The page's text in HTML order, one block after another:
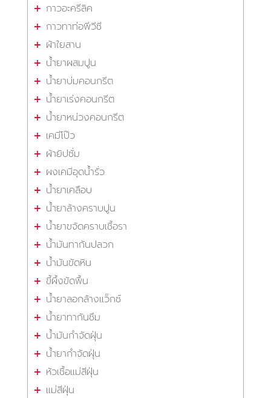
กาวอะครีลิค
กาวทาท่อพีวีซี
ผ้าใยสาน
น้ำยาผสมปูน
น้ำยาบ่มคอนกรีต
น้ำยาเร่งคอนกรีต
น้ำยาหน่วงคอนกรีต
เคมีโป๊ว
ผ้ายิปซั่ม
ผงเคมีอุดน้ำรั่ว
น้ำยาเคลือบ
น้ำยาล้างคราบปูน
น้ำยาขจัดคราบเชื้อรา
น้ำมันทากันปลวก
น้ำมันขัดหิน
ขี้ผึ้งขัดพื้น
น้ำยาลอกล้างแว็กซ์
น้ำยาทากันซึม
น้ำมันกำจัดฝุ่น
น้ำยากำจัดฝุ่น
หัวเชื้อแม่สีฝุ่น
แม่สีฝุ่น